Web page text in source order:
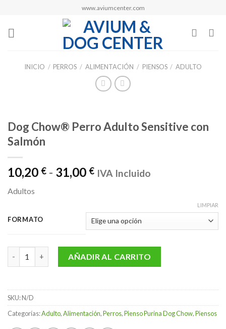
content
www.aviumcenter.com
INICIO / PERROS / ALIMENTACIÓN / PIENSOS / ADULTO
Dog Chow® Perro Adulto Sensitive con
Salmón
10,20 € - 31,00 €Rango
10,20 €
hasta
31,00 €
IVA Incluido
Adultos
FORMATO
LIMPIAR
Dog Chow® Perro Adulto Sensitive con Salmón cantidad
AÑADIR AL CARRITO
SKU:N/D
Categorías:Adulto,Alimentación,Perros,Pienso Purina Dog Chow,Piensos